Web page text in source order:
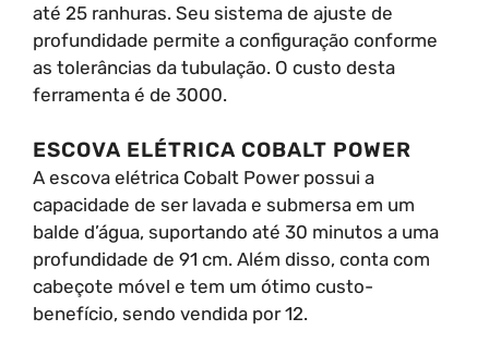
até 25 ranhuras. Seu sistema de ajuste de
profundidade permite a configuração conforme
as tolerâncias da tubulação. O custo desta
ferramenta é de 3000.
ESCOVA ELÉTRICA COBALT POWER
A escova elétrica Cobalt Power possui a
capacidade de ser lavada e submersa em um
balde d’água, suportando até 30 minutos a uma
profundidade de 91 cm. Além disso, conta com
cabeçote móvel e tem um ótimo custo-
benefício, sendo vendida por 12.